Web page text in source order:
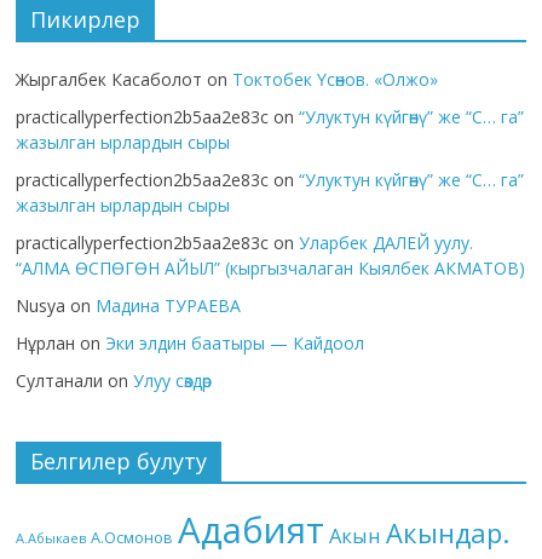
Пикирлер
Жыргалбек Касаболот on Токтобек Үсөнов. «Олжо»
practicallyperfection2b5aa2e83c on“Улуктун күйгөнү” же “С… га”
жазылган ырлардын сыры
practicallyperfection2b5aa2e83c on“Улуктун күйгөнү” же “С… га”
жазылган ырлардын сыры
practicallyperfection2b5aa2e83c onУларбек ДАЛЕЙ уулу.
“АЛМА ӨСПӨГӨН АЙЫЛ” (кыргызчалаган Кыялбек АКМАТОВ)
Nusya on Мадина ТУРАЕВА
Нұрлан on Эки элдин баатыры — Кайдоол
Султанали onУлуу сөздөр
Белгилер булуту
А.Абыкаев А.Осмонов Адабият Акын Акындар.